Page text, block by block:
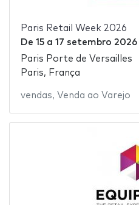
Paris Retail Week 2026
De 15a 17 setembro 2026
Paris Porte de Versailles
Paris, França
vendas, Venda ao Varejo